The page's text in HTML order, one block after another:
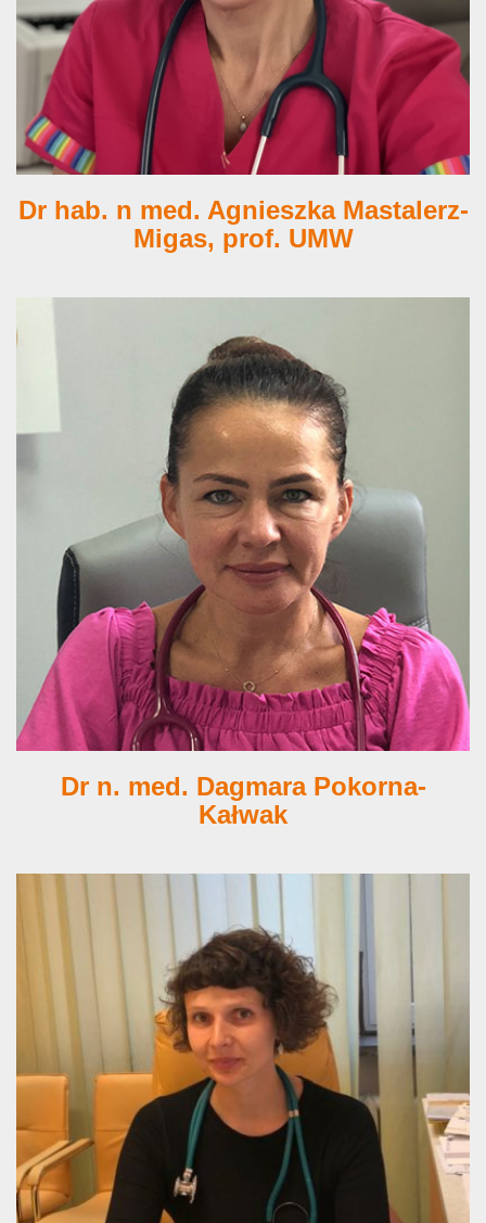
Dr hab. n med. Agnieszka Mastalerz-
Migas, prof. UMW
Dr n. med. Dagmara Pokorna-
Kałwak